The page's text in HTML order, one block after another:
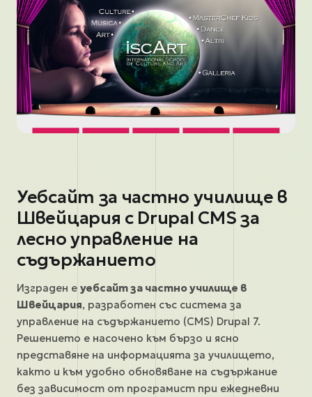
Уебсайт за частно училище в
Швейцария с Drupal CMS за
лесно управление на
съдържанието
Изграден е уебсайт за частно училище в
Швейцария, разработен със система за
управление на съдържанието (CMS) Drupal 7.
Решението е насочено към бързо и ясно
представяне на информацията за училището,
както и към удобно обновяване на съдържание
без зависимост от програмист при ежедневни